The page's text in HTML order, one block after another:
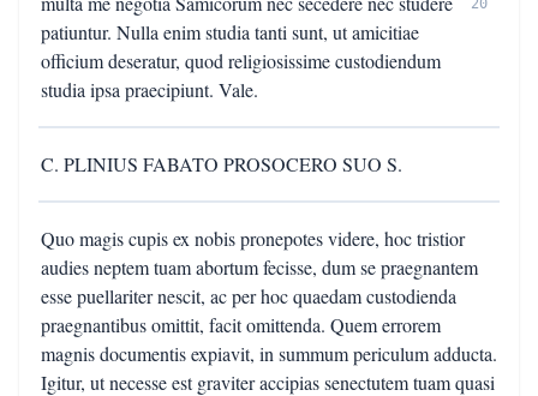
patiuntur. Nulla enim studia tanti sunt, ut amicitiae
officium deseratur, quod religiosissime custodiendum
studia ipsa praecipiunt. Vale.
20
C. PLINIUS FABATO PROSOCERO SUO S.
Quo magis cupis ex nobis pronepotes videre, hoc tristior
audies neptem tuam abortum fecisse, dum se praegnantem
esse puellariter nescit, ac per hoc quaedam custodienda
praegnantibus omittit, facit omittenda. Quem errorem
magnis documentis expiavit, in summum periculum adducta.
Igitur, ut necesse est graviter accipias senectutem tuam quasi